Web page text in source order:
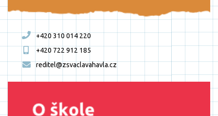
+420 310 014 220
+420 722 912 185
reditel@zsvaclavahavla.cz